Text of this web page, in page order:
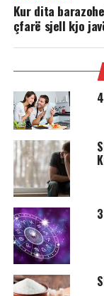
Kur dita
çfarë sjell kjo